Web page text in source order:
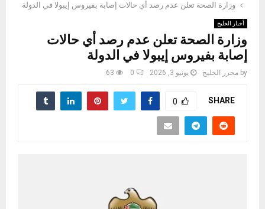
وزارة الصحة تعلن عدم رصد أي حالات إصابة بفيروس إيبولا في الدولة
أخبار الخليج
وزارة الصحة تعلن عدم رصد أي حالات
إصابة بفيروس إيبولا في الدولة
by محرر الخليج يونيو 3, 2026 0
63
SHARE
0